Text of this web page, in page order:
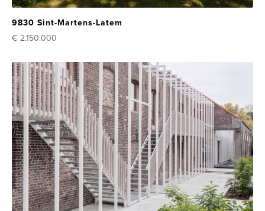
9830 Sint-Martens-Latem
€ 2.150.000